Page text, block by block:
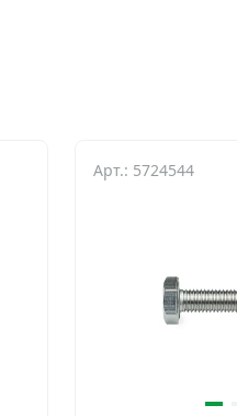
Арт.: 5724544